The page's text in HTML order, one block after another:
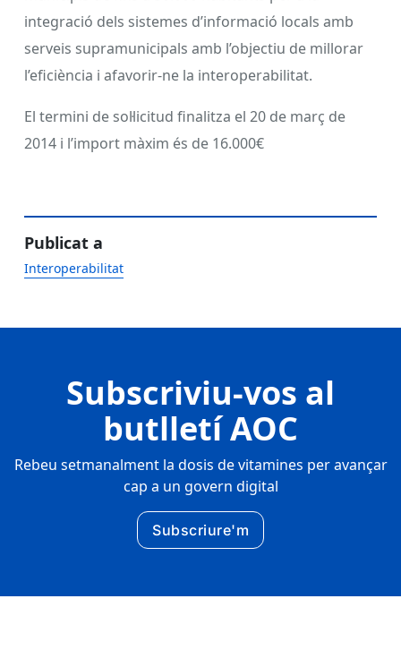
integració dels sistemes d’informació locals amb
serveis supramunicipals amb l’objectiu de millorar
l’eficiència i afavorir-ne la interoperabilitat.
El termini de sol·licitud finalitza el 20 de març de
2014 i l’import màxim és de 16.000€
Publicat a
Interoperabilitat
Subscriviu-vos al
butlletí AOC
Rebeu setmanalment la dosis de vitamines per avançar
cap a un govern digital
Subscriure'm